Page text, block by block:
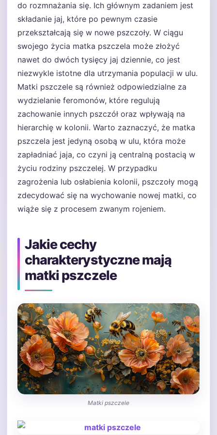
do rozmnażania się. Ich głównym zadaniem jest
składanie jaj, które po pewnym czasie
przekształcają się w nowe pszczoły. W ciągu
swojego życia matka pszczela może złożyć
nawet do dwóch tysięcy jaj dziennie, co jest
niezwykle istotne dla utrzymania populacji w ulu.
Matki pszczele są również odpowiedzialne za
wydzielanie feromonów, które regulują
zachowanie innych pszczół oraz wpływają na
hierarchię w kolonii. Warto zaznaczyć, że matka
pszczela jest jedyną osobą w ulu, która może
zapładniać jaja, co czyni ją centralną postacią w
życiu rodziny pszczelej. W przypadku
zagrożenia lub osłabienia kolonii, pszczoły mogą
zdecydować się na wychowanie nowej matki, co
wiąże się z procesem zwanym rojeniem.
Jakie cechy
charakterystyczne mają
matki pszczele
Matki pszczele